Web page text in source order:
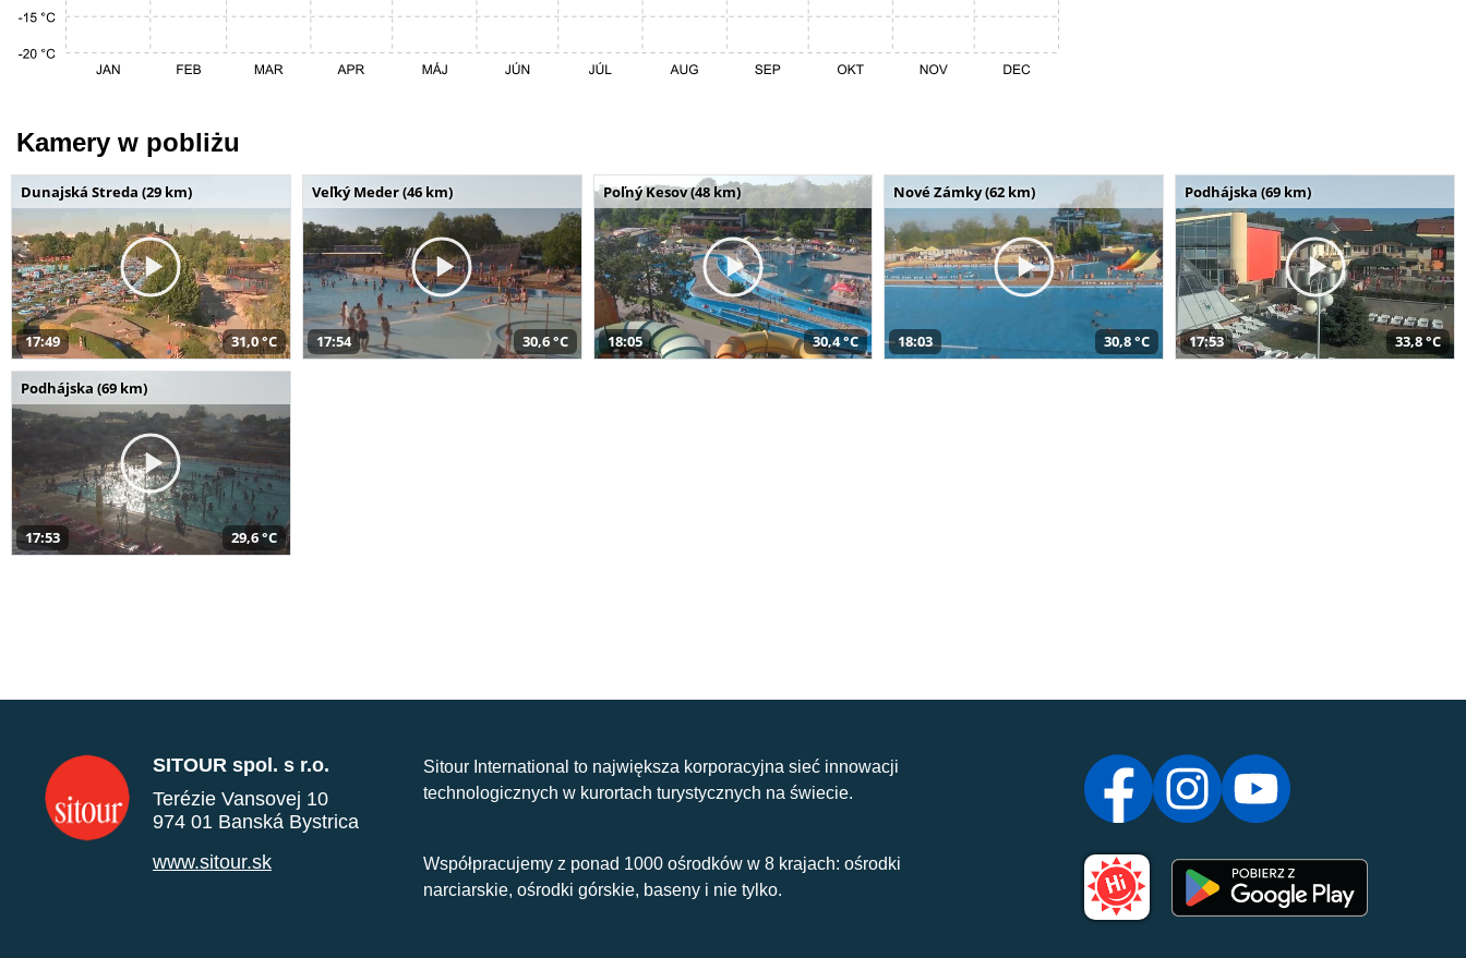
Kamery w pobliżu
Dunajská Streda (29 km)
17:49 31,0 °C
Veľký Meder (46 km)
17:54 30,6 °C
Poľný Kesov (48 km)
18:05 30,4 °C
Nové Zámky (62 km)
18:03 30,8 °C
Podhájska (69 km)
17:53 33,8 °C
Podhájska (69 km)
17:53 29,6 °C
SITOUR spol. s r.o.
Terézie Vansovej 10
974 01 Banská Bystrica
www.sitour.sk
Sitour International to największa korporacyjna sieć innowacji
technologicznych w kurortach turystycznych na świecie.
Współpracujemy z ponad 1000 ośrodków w 8 krajach: ośrodki
narciarskie, ośrodki górskie, baseny i nie tylko.